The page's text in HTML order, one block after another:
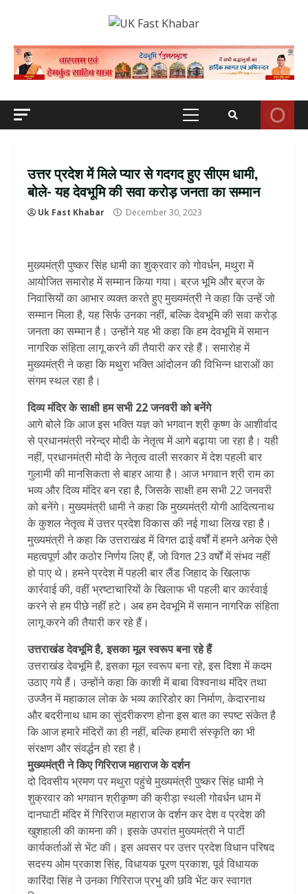
Primary
उत्तर प्रदेश में मिले प्यार से गदगद हुए सीएम धामी,
बोले- यह देवभूमि की सवा करोड़ जनता का सम्मान
Uk Fast Khabar December 30, 2023
मुख्यमंत्री पुष्कर सिंह धामी का शुक्रवार को गोवर्धन, मथुरा में
आयोजित समारोह में सम्मान किया गया। ब्रज भूमि और ब्रज के
निवासियों का आभार व्यक्त करते हुए मुख्यमंत्री ने कहा कि उन्हें जो
सम्मान मिला है, यह सिर्फ उनका नहीं, बल्कि देवभूमि की सवा करोड़
जनता का सम्मान है। उन्होंने यह भी कहा कि हम देवभूमि में समान
नागरिक संहिता लागू करने की तैयारी कर रहे हैं। समारोह में
मुख्यमंत्री ने कहा कि मथुरा भक्ति आंदोलन की विभिन्न धाराओं का
संगम स्थल रहा है।
दिव्य मंदिर के साक्षी हम सभी 22 जनवरी को बनेंगे
आगे बोले कि आज इस भक्ति यज्ञ को भगवान श्री कृष्ण के आशीर्वाद
से प्रधानमंत्री नरेन्द्र मोदी के नेतृत्व में आगे बढ़ाया जा रहा है। यही
नहीं, प्रधानमंत्री मोदी के नेतृत्व वाली सरकार में देश पहली बार
गुलामी की मानसिकता से बाहर आया है। आज भगवान श्री राम का
भव्य और दिव्य मंदिर बन रहा है, जिसके साक्षी हम सभी 22 जनवरी
को बनेंगे। मुख्यमंत्री धामी ने कहा कि मुख्यमंत्री योगी आदित्यनाथ
के कुशल नेतृत्व में उत्तर प्रदेश विकास की नई गाथा लिख रहा है।
मुख्यमंत्री ने कहा कि उत्तराखंड में विगत ढाई वर्षों में हमने अनेक ऐसे
महत्वपूर्ण और कठोर निर्णय लिए हैं, जो विगत 23 वर्षों में संभव नहीं
हो पाए थे। हमने प्रदेश में पहली बार लैंड जिहाद के खिलाफ
कार्रवाई की, वहीं भ्रष्टाचारियों के खिलाफ भी पहली बार कार्रवाई
करने से हम पीछे नहीं हटे। अब हम देवभूमि में समान नागरिक संहिता
लागू करने की तैयारी कर रहे हैं।
उत्तराखंड देवभूमि है, इसका मूल स्वरूप बना रहे हैं
उत्तराखंड देवभूमि है, इसका मूल स्वरूप बना रहे, इस दिशा में कदम
उठाए गये हैं। उन्होंने कहा कि काशी में बाबा विश्वनाथ मंदिर तथा
उज्जैन में महाकाल लोक के भव्य कारिडोर का निर्माण, केदारनाथ
और बदरीनाथ धाम का सुंदरीकरण होना इस बात का स्पष्ट संकेत है
कि आज हमारे मंदिरों का ही नहीं, बल्कि हमारी संस्कृति का भी
संरक्षण और संवर्द्धन हो रहा है।
मुख्यमंत्री ने किए गिरिराज महाराज के दर्शन
दो दिवसीय भ्रमण पर मथुरा पहुंचे मुख्यमंत्री पुष्कर सिंह धामी ने
शुक्रवार को भगवान श्रीकृष्ण की क्रीड़ा स्थली गोवर्धन धाम में
दानघाटी मंदिर में गिरिराज महाराज के दर्शन कर देश व प्रदेश की
खुशहाली की कामना की। इसके उपरांत मुख्यमंत्री ने पार्टी
कार्यकर्ताओं से भेंट की। इस अवसर पर उत्तर प्रदेश विधान परिषद
सदस्य ओम प्रकाश सिंह, विधायक पूरण प्रकाश, पूर्व विधायक
कारिंदा सिंह ने उनका गिरिराज प्रभु की छवि भेंट कर स्वागत